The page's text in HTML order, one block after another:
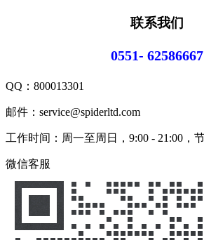
联系我们
0551- 62586667
QQ： 800013301
邮件：service@spiderltd.com
工作时间：周一至周日，9:00 - 21:00，
微信客服